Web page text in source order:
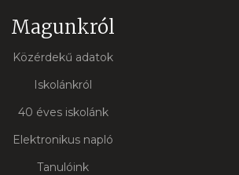
Magunkról
Közérdekű adatok
Iskolánkról
40 éves iskolánk
Elektronikus napló
Tanulóink